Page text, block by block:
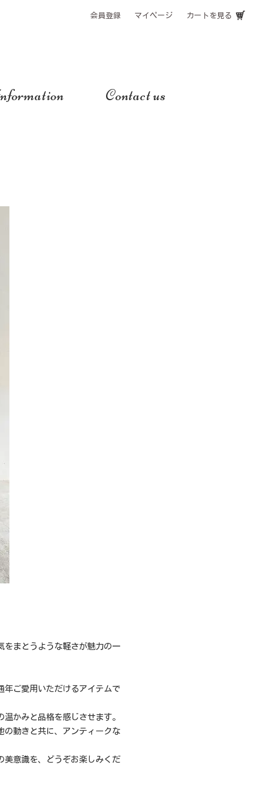
会員登録 マイページ カートを見る
Contact us
をまとうような軽さが魅力の一
年ご愛用いただけるアイテムで
かみと品格を感じさせます。
の動きと共に、アンティークな
美意識を、どうぞお楽しみくだ